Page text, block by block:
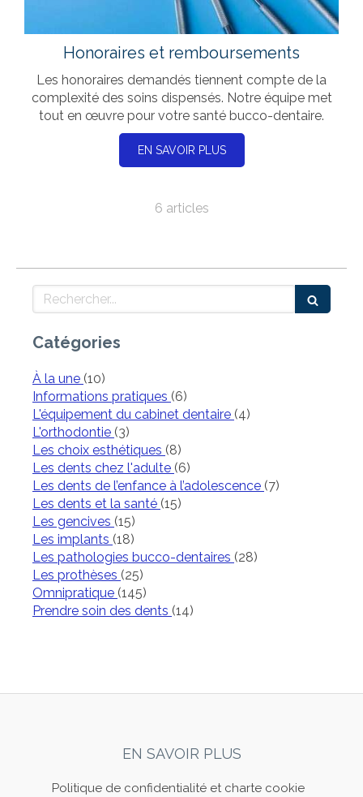
Honoraires et remboursements
Les honoraires demandés tiennent compte de la
complexité des soins dispensés. Notre équipe met
tout en œuvre pour votre santé bucco-dentaire.
EN SAVOIR PLUS
6 articles
Rechercher
Catégories
À la une (10)
Informations pratiques (6)
L'équipement du cabinet dentaire (4)
L'orthodontie (3)
Les choix esthétiques (8)
Les dents chez l'adulte (6)
Les dents de l’enfance à l’adolescence (7)
Les dents et la santé (15)
Les gencives (15)
Les implants (18)
Les pathologies bucco-dentaires (28)
Les prothèses (25)
Omnipratique (145)
Prendre soin des dents (14)
EN SAVOIR PLUS
Politique de confidentialité et charte cookie